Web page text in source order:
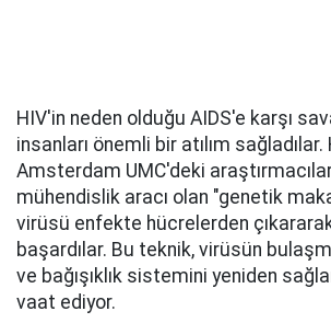
HIV'in neden olduğu AIDS'e karşı
insanları önemli bir atılım
Amsterdam UMC'deki
mühendislik aracı olan "genetik
virüsü enfekte hücrelerden
başardılar. Bu teknik, virüsün
ve bağışıklık sistemini yeniden
vaat ediyor.